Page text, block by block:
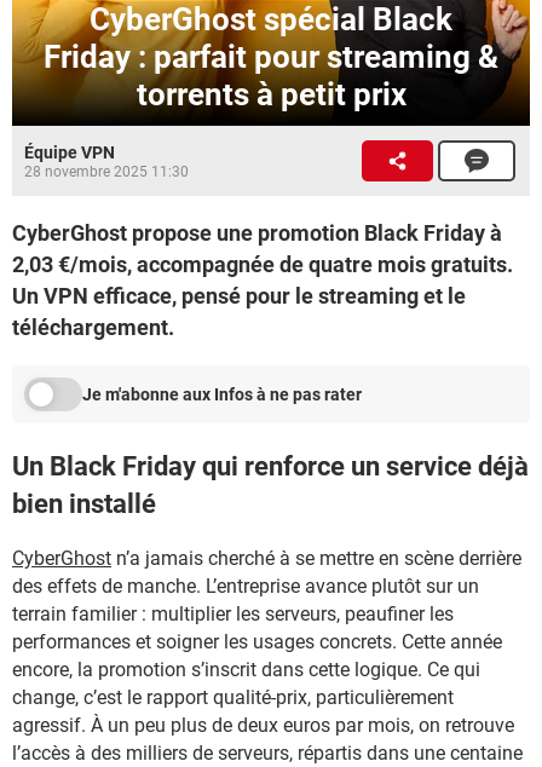
CyberGhost spécial Black
Friday : parfait pour streaming &
torrents à petit prix
Équipe VPN
28 novembre 2025 11:30
CyberGhost propose une promotion Black Friday à
2,03 €/mois, accompagnée de quatre mois gratuits.
Un VPN efficace, pensé pour le streaming et le
téléchargement.
Je m'abonne aux Infos à ne pas rater
Un Black Friday qui renforce un service déjà
bien installé
CyberGhost n’a jamais cherché à se mettre en scène derrière
des effets de manche. L’entreprise avance plutôt sur un
terrain familier : multiplier les serveurs, peaufiner les
performances et soigner les usages concrets. Cette année
encore, la promotion s’inscrit dans cette logique. Ce qui
change, c’est le rapport qualité-prix, particulièrement
agressif. À un peu plus de deux euros par mois, on retrouve
l’accès à des milliers de serveurs, répartis dans une centaine